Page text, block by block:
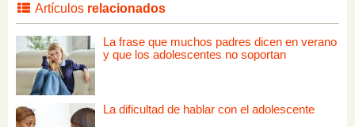
Artículos relacionados
La frase que muchos padres dicen en verano
y que los adolescentes no soportan
La dificultad de hablar con el adolescente